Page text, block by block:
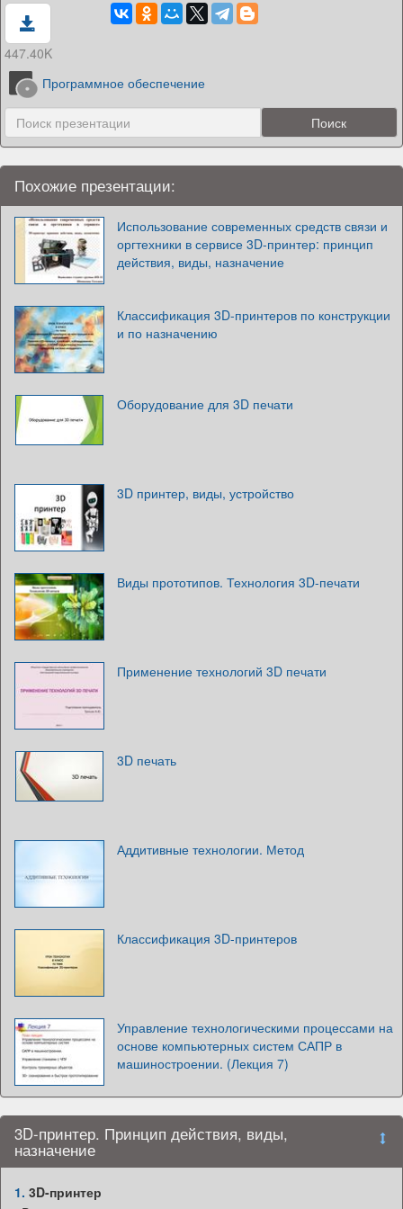
447.40K
Программное обеспечение
Похожие презентации:
Использование современных средств связи и
оргтехники в сервисе 3D-принтер: принцип
действия, виды, назначение
Классификация 3D-принтеров по конструкции
и по назначению
Оборудование для 3D печати
3D принтер, виды, устройство
Виды прототипов. Технология 3D-печати
Применение технологий 3D печати
3D печать
Аддитивные технологии. Метод
Классификация 3D-принтеров
Управление технологическими процессами на
основе компьютерных систем САПР в
машиностроении. (Лекция 7)
3D-принтер. Принцип действия, виды,
назначение
1. 3D-принтер